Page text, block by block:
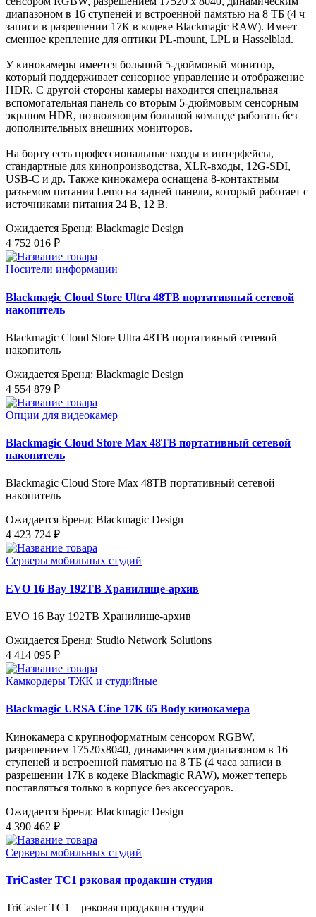
диапазоном в 16 ступеней и встроенной памятью на 8 ТБ (4 ч
записи в разрешении 17К в кодеке Blackmagic RAW). Имеет
сменное крепление для оптики PL-mount, LPL и Hasselblad.
У кинокамеры имеется большой 5-дюймовый монитор,
который поддерживает сенсорное управление и отображение
HDR. С другой стороны камеры находится специальная
вспомогательная панель со вторым 5-дюймовым сенсорным
экраном HDR, позволяющим большой команде работать без
дополнительных внешних мониторов.
На борту есть профессиональные входы и интерфейсы,
стандартные для кинопроизводства, XLR-входы, 12G-SDI,
USB-C и др. Также кинокамера оснащена 8-контактным
разъемом питания Lemo на задней панели, который работает с
источниками питания 24 В, 12 В.
Ожидается Бренд: Blackmagic Design
4 752 016 ₽
Носители информации
Blackmagic Cloud Store Ultra 48TB портативный сетевой
накопитель
Blackmagic Cloud Store Ultra 48TB портативный сетевой
накопитель
Ожидается Бренд: Blackmagic Design
4 554 879 ₽
Опции для видеокамер
Blackmagic Cloud Store Max 48TB портативный сетевой
накопитель
Blackmagic Cloud Store Max 48TB портативный сетевой
накопитель
Ожидается Бренд: Blackmagic Design
4 423 724 ₽
Серверы мобильных студий
EVO 16 Bay 192TB Хранилище-архив
EVO 16 Bay 192TB Хранилище-архив
Ожидается Бренд: Studio Network Solutions
4 414 095 ₽
Камкордеры ТЖК и студийные
Blackmagic URSA Cine 17K 65 Body кинокамера
Кинокамера с крупноформатным сенсором RGBW,
разрешением 17520x8040, динамическим диапазоном в 16
ступеней и встроенной памятью на 8 ТБ (4 часа записи в
разрешении 17К в кодеке Blackmagic RAW), может теперь
поставляться только в корпусе без аксессуаров.
Ожидается Бренд: Blackmagic Design
4 390 462 ₽
Серверы мобильных студий
TriCaster TC1 рэковая продакшн студия
TriCaster TC1 рэковая продакшн студия